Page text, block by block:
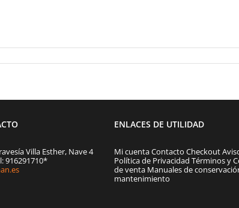
Villa Esther, Nave 4
916291710*
ENLACES DE UTILIDAD
Mi cuentaContacto Checkout
Política de Privacidad Términos y
de venta Manuales de
mantenimiento